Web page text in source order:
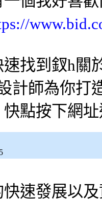
找到釵h關
計師為你打
點按下網
快速發展以